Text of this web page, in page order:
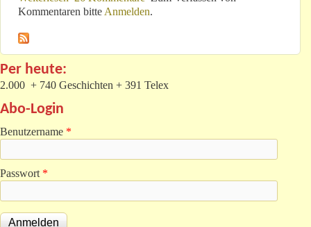
Kommentaren bitte Anmelden.
Per heute:
2.000 + 740 Geschichten + 391 Telex
Abo-Login
Benutzername *
Passwort *